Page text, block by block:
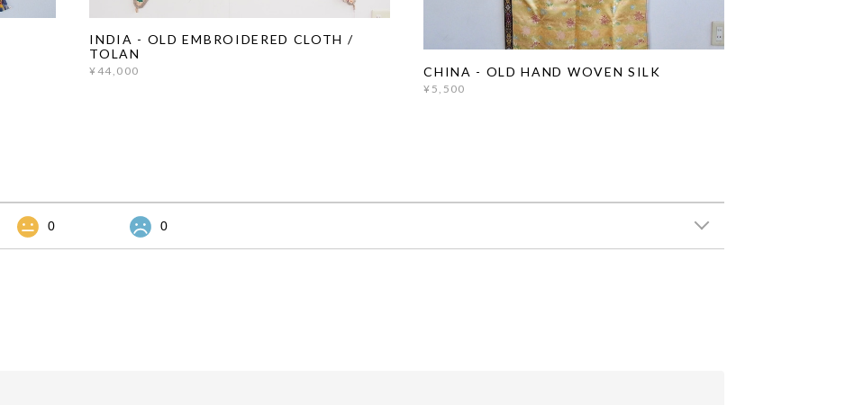
INDIA - OLD EMBROIDERED CLOTH /
TOLAN
¥44,000 CHINA - OLD HAND WOVEN SILK
¥5,500
0 0